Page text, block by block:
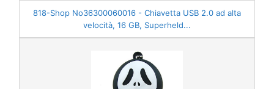
818-Shop No36300060016 - Chiavetta USB 2.0 ad alta
velocità, 16 GB, Superheld...